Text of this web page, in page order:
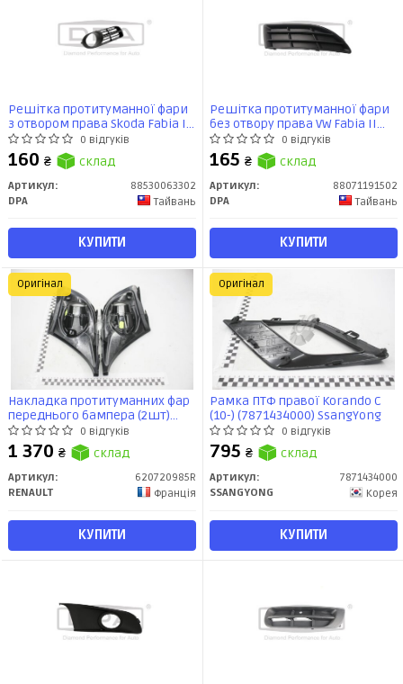
Решітка протитуманної фари
з отвором права Skoda Fabia I
(6Y2) (99-08) (88530063302) DPA
0 відгуків
160 ₴ склад
Артикул:
88530063302
DPA
Тайвань
КУПИТИ
Решітка протитуманної фари
без отвору права VW Fabia II
(542) (06-14), Roomster Praktik
(5J) (07-15) (88071191502) DPA
0 відгуків
165 ₴ склад
Артикул:
88071191502
DPA
Тайвань
КУПИТИ
Накладка протитуманних фар
переднього бампера (2шт)
Renault Megane III 12- (Renault)
Renault
0 відгуків
1 370 ₴ склад
Артикул:
620720985R
RENAULT
Франція
КУПИТИ
Оригінал
Рамка ПТФ правої Korando C
(10-) (7871434000) SsangYong
0 відгуків
795 ₴ склад
Артикул:
7871434000
SSANGYONG
Корея
КУПИТИ
Оригінал